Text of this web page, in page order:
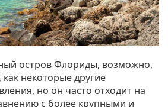
остров Флориды, возможно,
некоторые другие
но он часто отходит на
с более крупными и